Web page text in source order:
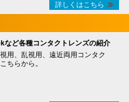
詳しくはこちら
など各種コンタクトレンズの紹介
用、乱視用、遠近両用コンタク
ちらから。